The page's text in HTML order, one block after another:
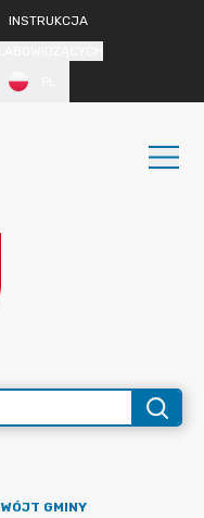
INSTRUKCJA
WÓJT GMINY